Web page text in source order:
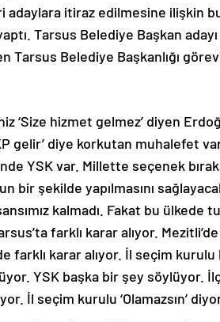
adaylara itiraz edilmesine ilişkin
Tarsus Belediye Başkan adayı
Tarsus Belediye Başkanlığı
‘Size hizmet gelmez’ diyen
gelir’ diye korkutan muhalefet
YSK var. Millette seçenek
bir şekilde yapılmasını
kalmadı. Fakat bu ülkede
farklı karar alıyor.
farklı karar alıyor. İl seçim
YSK başka bir şey söylüyor.
İl seçim kurulu ‘Olamazsın’